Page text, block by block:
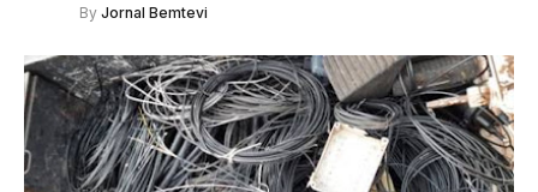
By Jornal Bemtevi